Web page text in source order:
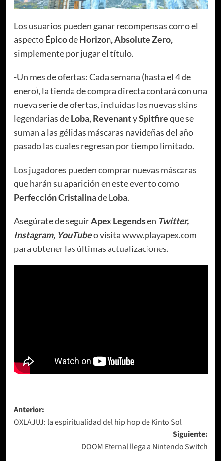
Los usuarios pueden ganar recompensas como el
aspectoÉpicodeHorizon, Absolute Zero,
simplemente por jugar el título.
-Un mes de ofertas: Cada semana (hasta el 4 de
enero), la tienda de compra directa contará con una
nueva serie de ofertas, incluidas las nuevas skins
legendarias deLoba, RevenantySpitfireque se
suman a las gélidas máscaras navideñas del año
pasado las cuales regresan por tiempo limitado.
Los jugadores pueden comprar nuevas máscaras
que harán su aparición en este evento como
Perfección CristalinadeLoba.
Asegúrate de seguirApex Legendsen Twitter,
Instagram, YouTubeo visitawww.playapex.com
para obtener las últimas actualizaciones.
Navegación
de
Anterior:
OXLAJUJ: la espiritualidad del hip hop de Kinto Sol
Siguiente:
DOOM Eternal llega a Nintendo Switch